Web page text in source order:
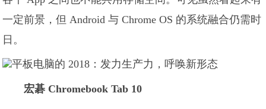
一定前景，但 Android 与 Chrome OS 的系统融合仍需时
日。
宏碁 Chromebook Tab 10